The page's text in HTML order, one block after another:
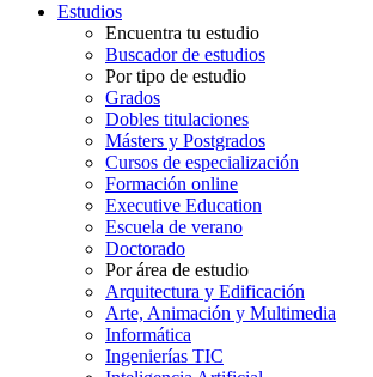
Estudios
Encuentra tu estudio
Buscador de estudios
Por tipo de estudio
Grados
Dobles titulaciones
Másters y Postgrados
Cursos de especialización
Formación online
Executive Education
Escuela de verano
Doctorado
Por área de estudio
Arquitectura y Edificación
Arte, Animación y Multimedia
Informática
Ingenierías TIC